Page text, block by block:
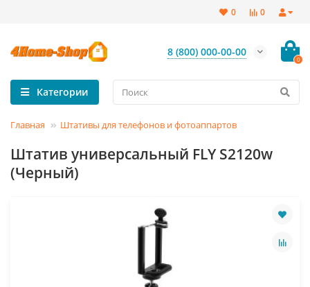
0
0
8 (800) 000-00-00
0
Категории
Главная Штативы для телефонов и фотоаппартов
Штатив универсальный FLY S2120w
(Черный)